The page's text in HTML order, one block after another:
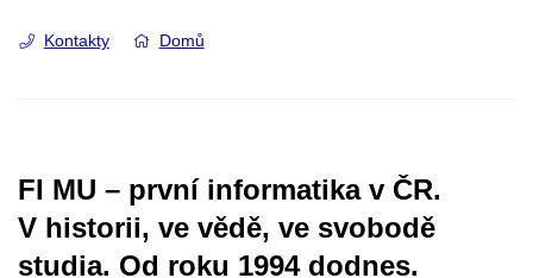
Kontakty Domů
FI MU – první informatika v ČR.
V historii, ve vědě, ve svobodě
studia. Od roku 1994 dodnes.